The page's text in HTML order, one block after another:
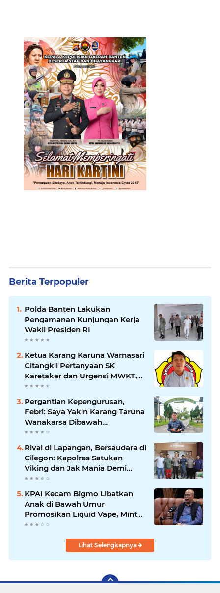
Berita Terpopuler
Polda Banten Lakukan
Pengamanan Kunjungan Kerja
Wakil Presiden RI
Ketua Karang Karuna Warnasari
Citangkil Pertanyaan SK
Karetaker dan Urgensi MWKT,
Saat Suasana Berduka
Pergantian Kepengurusan,
Febri: Saya Yakin Karang Taruna
Wanakarsa Dibawah
Kepemimpinan Bung Entus
Jauh Membawa Manfaat
Rival di Lapangan, Bersaudara di
Cilegon: Kapolres Satukan
Viking dan Jak Mania Demi
Nobar Damai Piala Presiden
KPAI Kecam Bigmo Libatkan
Anak di Bawah Umur
Promosikan Liquid Vape, Minta
Aparat Bertindak Tegas
Lihat Selengkapnya